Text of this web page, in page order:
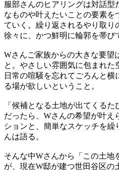
服部さんのヒアリングは対話型
なものや叶えたいことの要素を
ていく。繰り返されるやり取り
徐々に、かつ鮮明に輪郭を帯び
Wさんご家族からの大きな要望
と。やさしい雰囲気に包まれた
日常の喧騒を忘れてごろんと横
る場が欲しいということ。
「候補となる土地が出てくる
だったら、Wさんの希望が叶え
ションと、簡単なスケッチを繰
んは語る。
そんな中Wさんから「この土地
が、現在W邸が建つ世田谷区の